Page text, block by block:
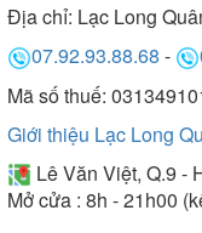
Địa chỉ: Lạc Long
07.92.93.88.68 -
Mã số thuế:
Giới thiệu Lạc Long
Lê Văn Việt, Q.9 -
Mở cửa : 8h - 21h00